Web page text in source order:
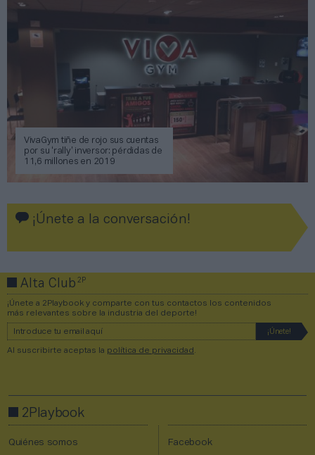
VivaGym tiñe de rojo sus cuentas
por su ‘rally’ inversor: pérdidas de
11,6 millones en 2019
¡Únete a la conversación!
Alta Club2P
¡Únete a 2Playbook y comparte con tus contactos los contenidos
más relevantes sobre la industria del deporte!
Al suscribirte aceptas la política de privacidad
2Playbook
Quiénes somos
Facebook